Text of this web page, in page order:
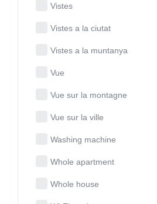
Vistes
Vistes a la ciutat
Vistes a la muntanya
Vue
Vue sur la montagne
Vue sur la ville
Washing machine
Whole apartment
Whole house